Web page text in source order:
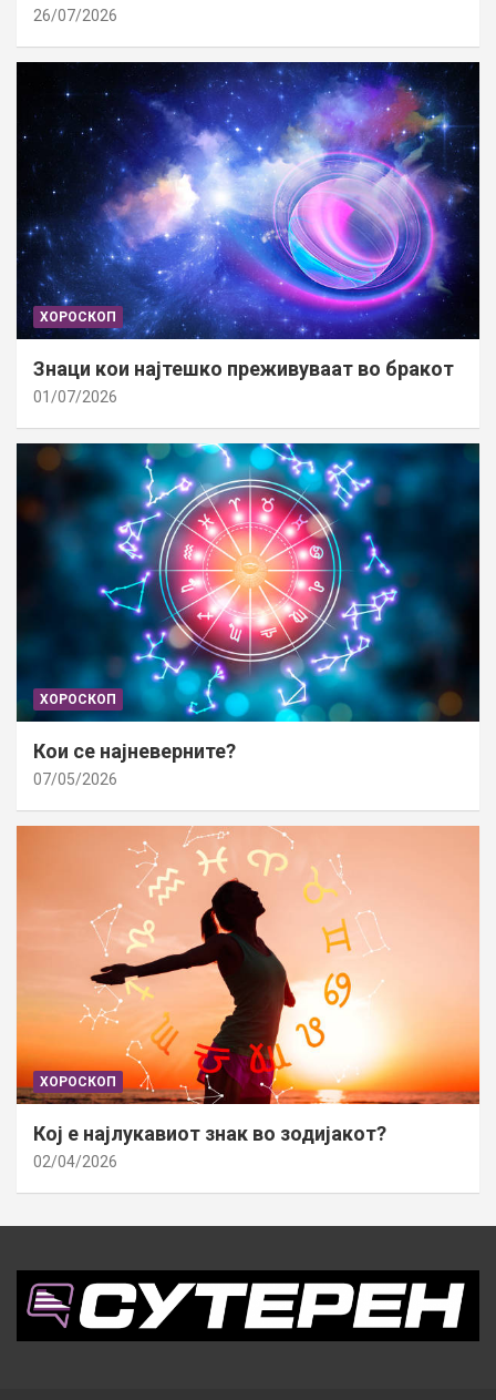
26/07/2026
ХОРОСКОП
Знаци кои најтешко преживуваат во бракот
01/07/2026
ХОРОСКОП
Кои се најневерните?
07/05/2026
ХОРОСКОП
Кој е најлукавиот знак во зодијакот?
02/04/2026